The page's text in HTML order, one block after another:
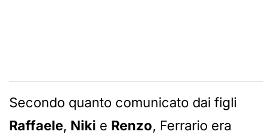
Secondo quanto comunicato dai figli
Raffaele, Niki e Renzo, Ferrario era